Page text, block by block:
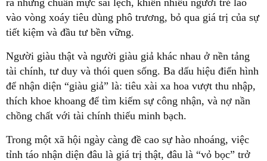
vào vòng xoáy tiêu dùng phô trương, bỏ qua giá trị của sự
tiết kiệm và đầu tư bền vững.
Người giàu thật và người giàu giả khác nhau ở nền tảng
tài chính, tư duy và thói quen sống. Ba dấu hiệu điển hình
để nhận diện “giàu giả” là: tiêu xài xa hoa vượt thu nhập,
thích khoe khoang để tìm kiếm sự công nhận, và nợ nần
chồng chất với tài chính thiếu minh bạch.
Trong một xã hội ngày càng đề cao sự hào nhoáng, việc
tỉnh táo nhận diện đâu là giá trị thật, đâu là “vỏ bọc” trở